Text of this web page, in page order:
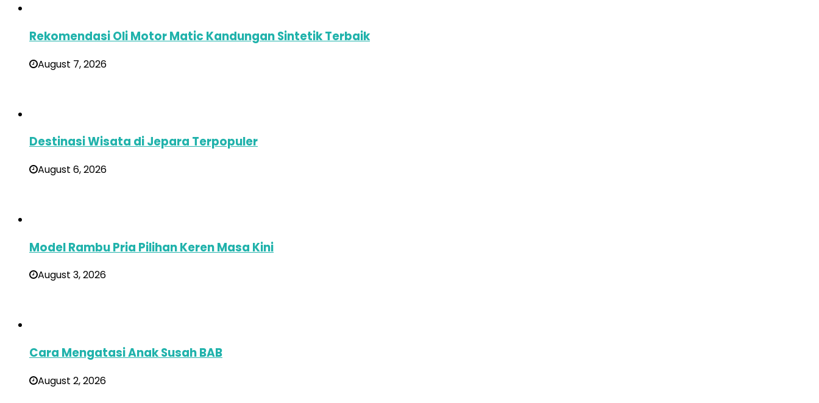
Rekomendasi Oli Motor Matic Kandungan Sintetik Terbaik
August 7, 2026
Destinasi Wisata di Jepara Terpopuler
August 6, 2026
Model Rambu Pria Pilihan Keren Masa Kini
August 3, 2026
Cara Mengatasi Anak Susah BAB
August 2, 2026